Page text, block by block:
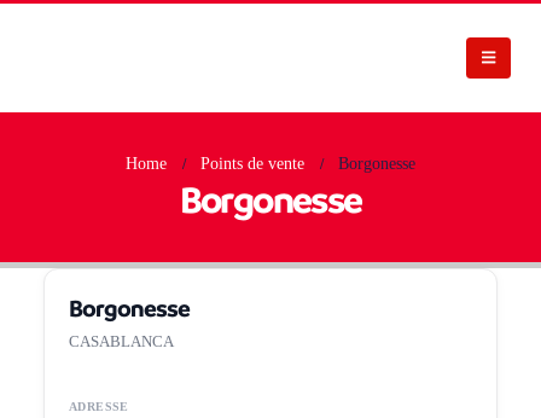
Home Points de vente Borgonesse
Borgonesse
Borgonesse
CASABLANCA
ADRESSE